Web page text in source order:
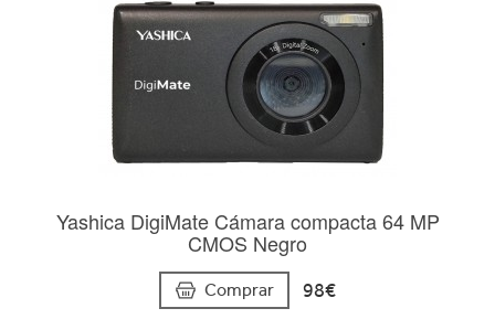
Yashica DigiMate Cámara compacta 64 MP
CMOS Negro
Comprar 98€